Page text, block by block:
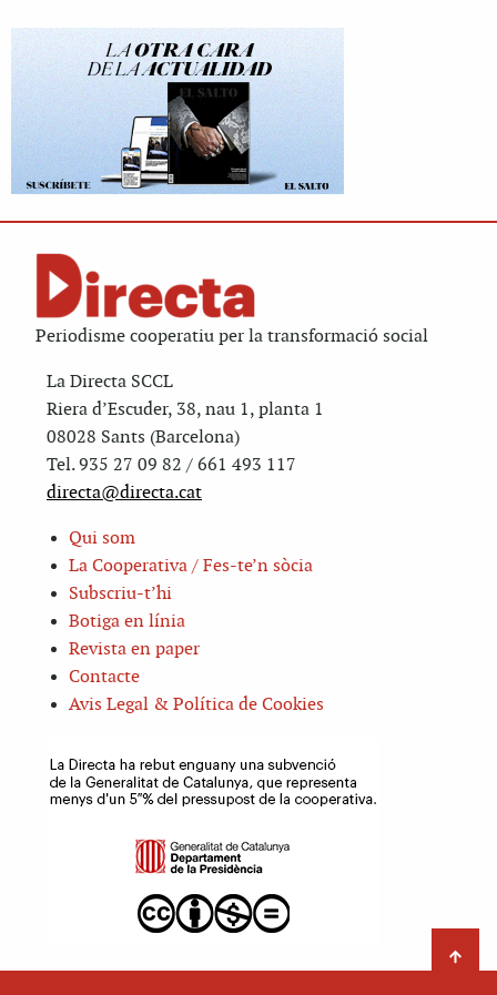
Periodisme cooperatiu per la transformació social
La Directa SCCL
Riera d’Escuder, 38, nau 1, planta 1
08028 Sants (Barcelona)
Tel. 935 27 09 82 / 661 493 117
directa@directa.cat
Qui som
La Cooperativa / Fes-te’n sòcia
Subscriu-t’hi
Botiga en línia
Revista en paper
Contacte
Avis Legal & Política de Cookies